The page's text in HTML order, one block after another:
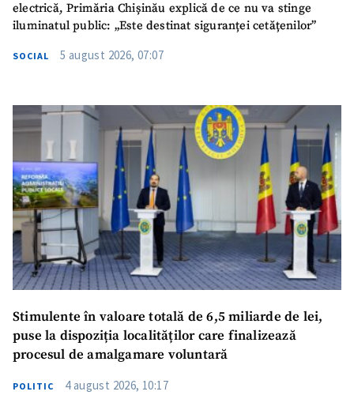
electrică, Primăria Chișinău explică de ce nu va stinge
iluminatul public: „Este destinat siguranței cetățenilor”
SOCIAL 5 august 2026, 07:07
Stimulente în valoare totală de 6,5 miliarde de lei,
puse la dispoziția localităților care finalizează
procesul de amalgamare voluntară
POLITIC 4 august 2026, 10:17